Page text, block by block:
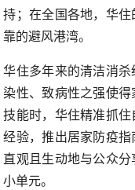
持；在全国各地，华
靠的避风港湾。
华住多年来的清洁消
染性、致病性之强使
技能时，华住精准抓
经验，推出居家防疫指
直观且生动地与公众
小单元。